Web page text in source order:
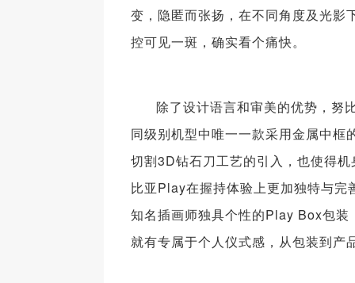
变，隐匿而张扬，在不同角度及光影
控可见一斑，确实看个痛快。
除了设计语言和审美的优势，
同级别机型中唯一一款采用金属中
切割3D钻石刀工艺的引入，也使得
比亚Play在握持体验上更加独特与完
知名插画师独具个性的Play Box包装
就有专属于个人仪式感，从包装到产